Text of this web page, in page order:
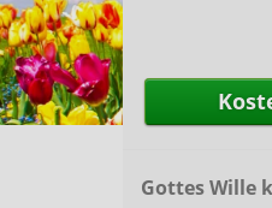
Gottes Wille